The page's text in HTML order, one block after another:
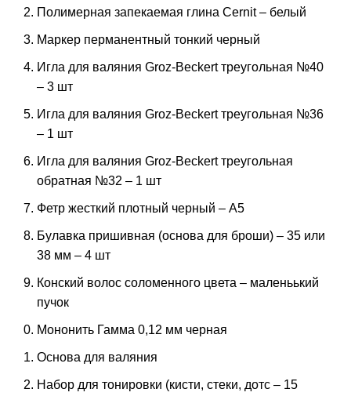
Полимерная запекаемая глина Cernit – белый
Маркер перманентный тонкий черный
Игла для валяния Groz-Beckert треугольная №40
– 3 шт
Игла для валяния Groz-Beckert треугольная №36
– 1 шт
Игла для валяния Groz-Beckert треугольная
обратная №32 – 1 шт
Фетр жесткий плотный черный – А5
Булавка пришивная (основа для броши) – 35 или
38 мм – 4 шт
Конский волос соломенного цвета – маленьький
пучок
Мононить Гамма 0,12 мм черная
Основа для валяния
Набор для тонировки (кисти, стеки, дотс – 15